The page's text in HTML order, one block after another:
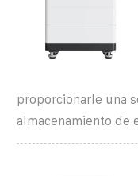
proporcionarle una
almacenamiento de